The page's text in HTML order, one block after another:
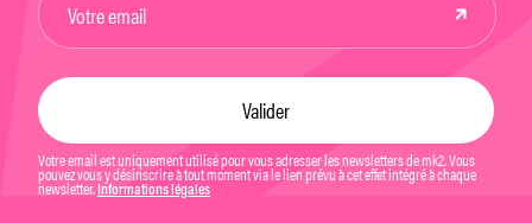
Votre email est uniquement utilisé pour vous adresser les newsletters de mk2. Vous
pouvez vous y désinscrire à tout moment via le lien prévu à cet effet intégré à chaque
newsletter. Informations légales